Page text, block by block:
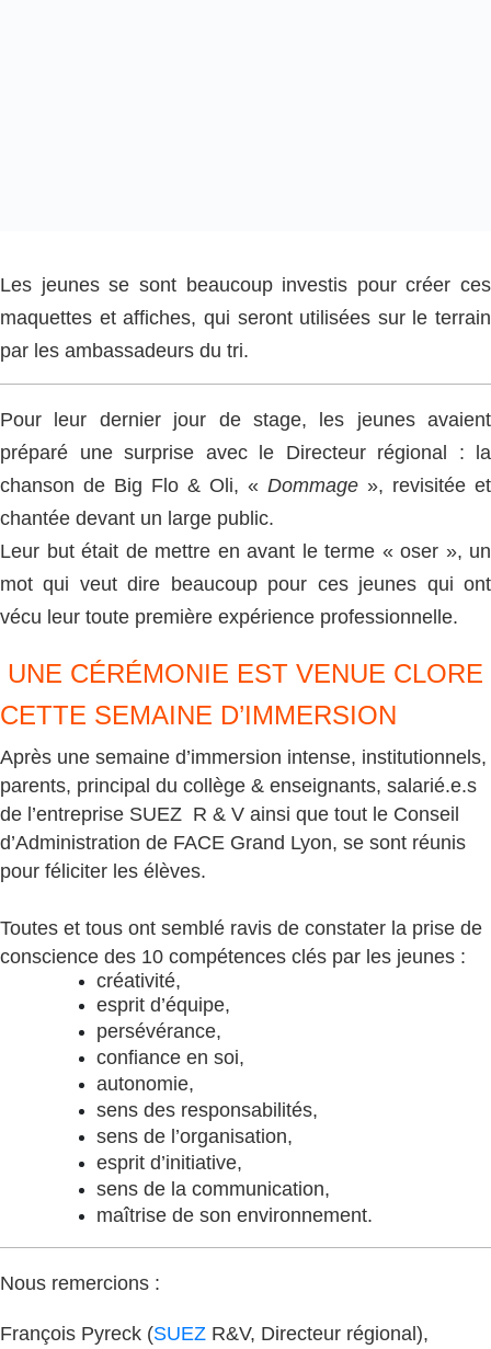
Les jeunes se sont beaucoup investis pour créer ces
maquettes et affiches, qui seront utilisées sur le terrain
par les ambassadeurs du tri.
Pour leur dernier jour de stage, les jeunes avaient
préparé une surprise avec le Directeur régional : la
chanson de Big Flo & Oli, « Dommage », revisitée et
chantée devant un large public.
Leur but était de mettre en avant le terme « oser », un
mot qui veut dire beaucoup pour ces jeunes qui ont
vécu leur toute première expérience professionnelle.
UNE CÉRÉMONIE EST VENUE CLORE
CETTE SEMAINE D’IMMERSION
Après une semaine d’immersion intense, institutionnels,
parents, principal du collège & enseignants, salarié.e.s
de l’entreprise SUEZ R & V ainsi que tout le Conseil
d’Administration de FACE Grand Lyon, se sont réunis
pour féliciter les élèves.
Toutes et tous ont semblé ravis de constater la prise de
conscience des 10 compétences clés par les jeunes :
créativité,
esprit d’équipe,
persévérance,
confiance en soi,
autonomie,
sens des responsabilités,
sens de l’organisation,
esprit d’initiative,
sens de la communication,
maîtrise de son environnement.
Nous remercions :
François Pyreck (SUEZ R&V, Directeur régional),